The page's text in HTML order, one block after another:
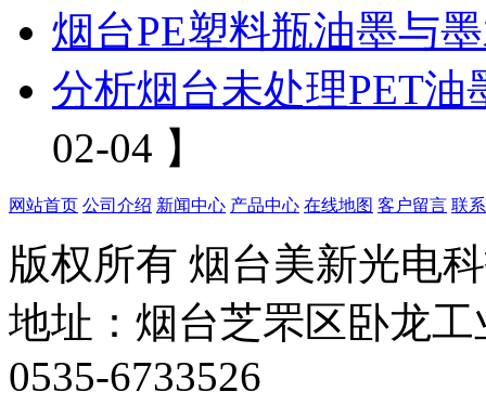
烟台PE塑料瓶油墨与
分析烟台未处理PET
02-04 】
网站首页 公司介绍 新闻中心 产品中心 在线地图 客户留言 联
版权所有 烟台美新光电
地址：烟台芝罘区卧龙
0535-6733526